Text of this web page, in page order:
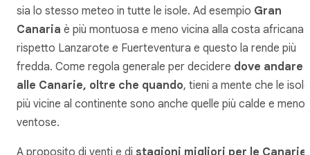
sia lo stesso meteo in tutte le isole. Ad esempio Gran
Canaria è più montuosa e meno vicina alla costa africana
rispetto Lanzarote e Fuerteventura e questo la rende più
fredda. Come regola generale per decidere dove andare
alle Canarie, oltre che quando, tieni a mente che le isole
più vicine al continente sono anche quelle più calde e meno
ventose.
A proposito di venti e di stagioni migliori per le Canarie